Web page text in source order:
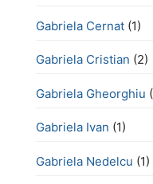
Gabriela Cernat (1)
Gabriela Cristian (2)
Gabriela Gheorghiu
Gabriela Ivan (1)
Gabriela Nedelcu (1)